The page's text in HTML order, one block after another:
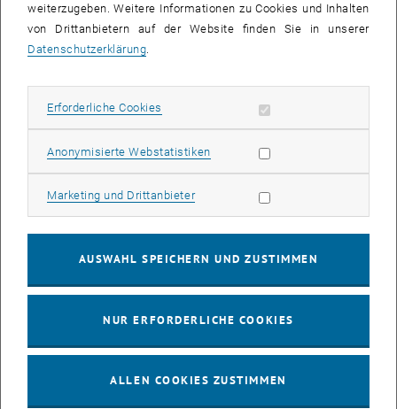
Subseiten von Team
Subseiten von Lehre
Subseiten von
Subseiten von Projekte
Forschung
weiterzugeben. Weitere Informationen zu Cookies und Inhalten
von Drittanbietern auf der Website finden Sie in unserer
Datenschutzerklärung
Erforderliche Cookies Erforderliche Cookies zulassen
Anonymisierte WebstatistikenStatistik Cookies zulassen
Marketing und DrittanbieterMarketing Cookies zulassen
AUSWAHL SPEICHERN UND ZUSTIMMEN
NUR ERFORDERLICHE COOKIES
ALLEN COOKIES ZUSTIMMEN